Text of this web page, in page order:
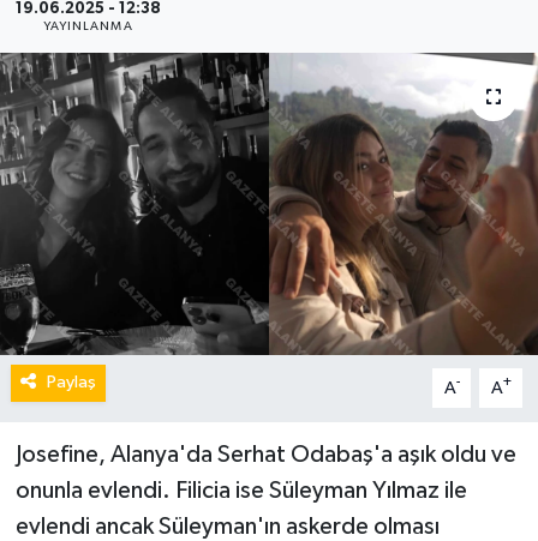
19.06.2025 - 12:38
YAYINLANMA
Paylaş A- A+
Josefine, Alanya'da Serhat Odabaş'a aşık oldu ve
onunla evlendi. Filicia ise Süleyman Yılmaz ile
evlendi ancak Süleyman'ın askerde olması